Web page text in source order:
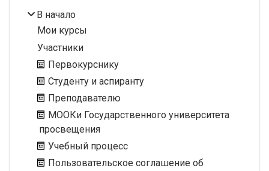
В начало
Мои курсы
Участники
Первокурснику
Студенту и аспиранту
Преподавателю
МООКи Государственного университета
просвещения
Учебный процесс
Пользовательское соглашение об